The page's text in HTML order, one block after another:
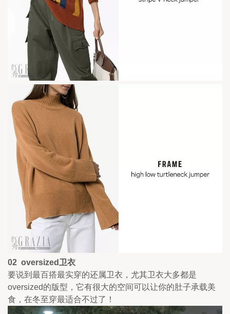
02  oversized卫衣
要说到最百搭最实穿的还属卫衣，尤其卫衣大多都是
oversized的版型，它有很大的空间可以让你的肚子承载美
食，在冬至穿最适合不过了！